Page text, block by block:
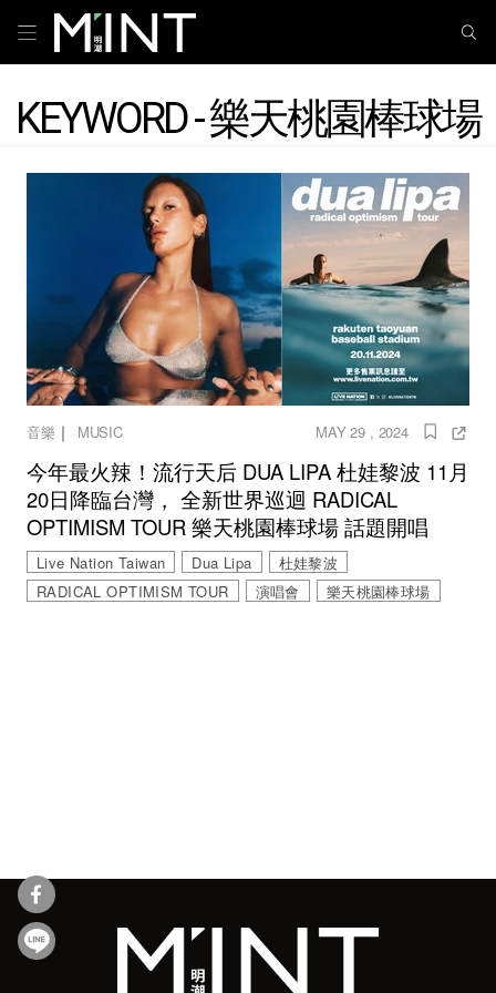
KEYWORD - 樂天桃園棒球場
音樂 ｜ MUSIC MAY 29 , 2024
今年最火辣！流行天后 DUA LIPA 杜娃黎波 11月
20日降臨台灣， 全新世界巡迴 RADICAL
OPTIMISM TOUR 樂天桃園棒球場 話題開唱
Live Nation Taiwan Dua Lipa
杜娃黎波
RADICAL OPTIMISM TOUR
演唱會 樂天桃園棒球場